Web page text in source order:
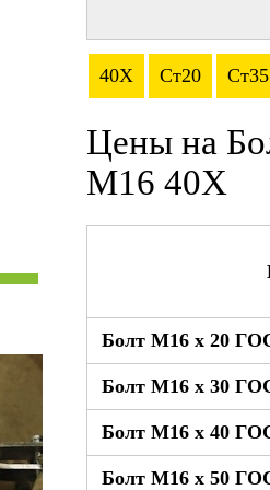
40Х Ст20 Ст35
Цены на
М16 40Х
Болт М16 x 20
Болт М16 x 30
Болт М16 x 40
Болт М16 x 50